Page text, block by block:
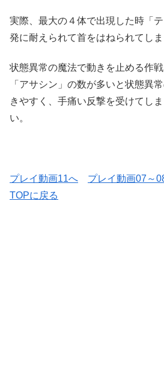
実際、最大の４体で出現した時「
発に耐えられて首をはねられてしま
状態異常の魔法で動きを止める作
「アサシン」の数が多いと状態異
きやすく、手痛い反撃を受けてし
い。
プレイ動画11へ プレイ動画07～
TOPに戻る